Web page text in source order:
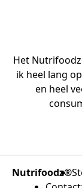
Het
ik heel lang
en heel
Nutrifoodz®